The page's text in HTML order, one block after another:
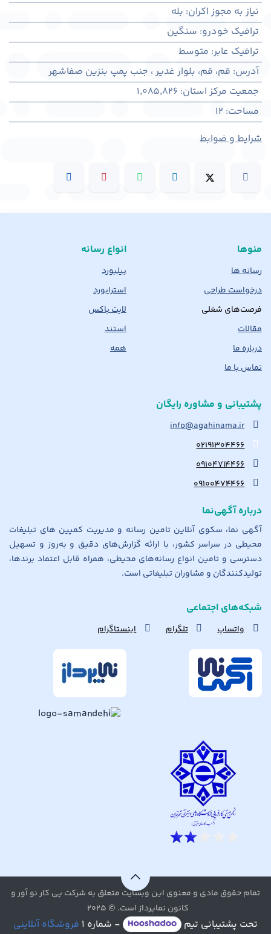
نیاز به مجوز اکران: بله
ترافیک خودرو: سنگین
ترافیک عابر: متوسط
آدرس: قم، قم، بلوار غدیر ، جنب پمپ بنزین صفاشهر
جمعیت مرکز استان:
1,085,826
مساحت:
12
شرایط و ضوابط
منوها
رسانه ها
درخواست طراحی
فرصت‌های شغلی
مقالات
درباره ما
تماس با ما
انواع رسانه
بیلبورد
استرابورد
لایت باکس
استند
همه
پشتیبانی و مشاوره رایگان
info@agahinama.ir
۰۲۱۹۱۳۰۴۴۶۶
۰۹۱۰۴۷۱۴۴۶۶
۰۹۱۰۰۴۷۴۴۶۶
درباره آگهی‌نما
آگهی نما، سکوی آنلاین تامین رسانه و مدیریت کمپین های تبلیغات
محیطی در سراسر کشور، با ارائه گزارش‌های دقیق و به‌روز و تسهیل
دسترسی و تامین انواع رسانه‌های محیطی، همراه قابل اعتماد برندها،
تولیدکنندگان و مشاوران تبلیغاتی است.
شبکه‌های اجتماعی
واتساپ تلگرام اینستاگرام
تمام حقوق مادی و معنوی این وبسایت متعلق به شرکت پی کار نو آور و
کانون نماپرداز است. © ۲۰۲۵
تحت پشتیبانی تیم - شماره ۱ فروشگاه آنلاینی